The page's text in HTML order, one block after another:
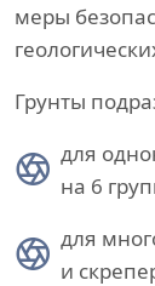
меры
Грунты
для
на 6
для
и